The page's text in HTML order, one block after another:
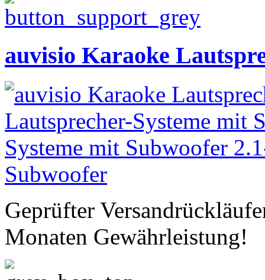
auvisio Karaoke
Geprüfter
Monaten Gewährleistung!